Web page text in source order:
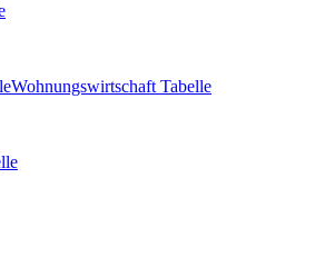
Wohnungswirtschaft Tabelle